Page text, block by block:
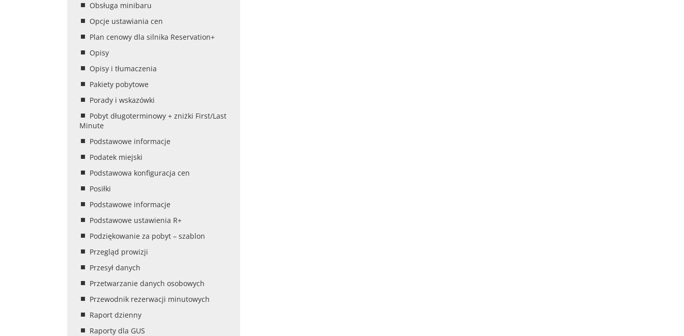
Obsługa minibaru
Opcje ustawiania cen
Plan cenowy dla silnika Reservation+
Opisy
Opisy i tłumaczenia
Pakiety pobytowe
Porady i wskazówki
Pobyt długoterminowy + zniżki First/Last
Minute
Podstawowe informacje
Podatek miejski
Podstawowa konfiguracja cen
Posiłki
Podstawowe informacje
Podstawowe ustawienia R+
Podziękowanie za pobyt – szablon
Przegląd prowizji
Przesył danych
Przetwarzanie danych osobowych
Przewodnik rezerwacji minutowych
Raport dzienny
Raporty dla GUS